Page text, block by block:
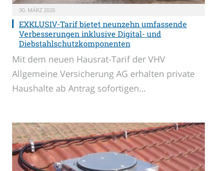
30. MÄRZ 2026
EXKLUSIV-Tarif bietet neunzehn umfassende
Verbesserungen inklusive Digital- und
Diebstahlschutzkomponenten
Mit dem neuen Hausrat-Tarif der VHV
Allgemeine Versicherung AG erhalten private
Haushalte ab Antrag sofortigen…